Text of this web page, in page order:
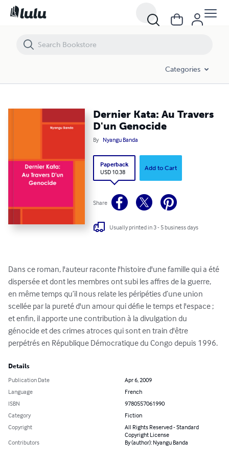
Categories
Dernier Kata: Au Travers
D'un Genocide
By Nyangu Banda
Paperback
USD 10.38
Add to Cart
Share
Usually printed in 3 - 5 business days
Dans ce roman, l'auteur raconte l'histoire d'une famille qui a été
dispersée et dont les membres ont subi les affres de la guerre,
en même temps qu’il nous relate les péripéties d’une union
scellée par la pureté d'un amour qui défie le temps et l'espace ;
et enfin, il apporte une contribution à la divulgation du
génocide et des crimes atroces qui sont en train d'être
perpétrés en République Démocratique du Congo depuis 1996.
Details
Publication Date
Apr 6, 2009
Language
French
ISBN
9780557061990
Category
Fiction
Copyright
All Rights Reserved - Standard
Copyright License
Contributors
By (author): Nyangu Banda
Dernier Kata: Au Travers D'un Genocide